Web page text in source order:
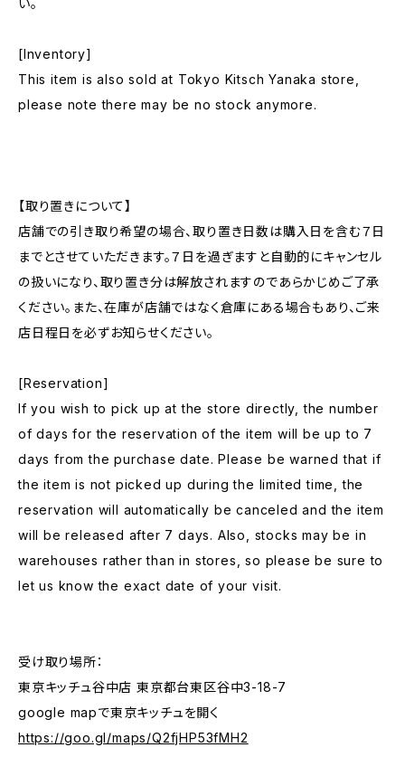
い。
[Inventory]
This item is also sold at Tokyo Kitsch Yanaka store,
please note there may be no stock anymore.
【取り置きについて】
店舗での引き取り希望の場合、取り置き日数は購入日を含む７日
までとさせていただきます。７日を過ぎますと自動的にキャンセル
の扱いになり、取り置き分は解放されますのであらかじめご了承
ください。また、在庫が店舗ではなく倉庫にある場合もあり、ご来
店日程日を必ずお知らせください。
[Reservation]
If you wish to pick up at the store directly, the number
of days for the reservation of the item will be up to 7
days from the purchase date. Please be warned that if
the item is not picked up during the limited time, the
reservation will automatically be canceled and the item
will be released after 7 days. Also, stocks may be in
warehouses rather than in stores, so please be sure to
let us know the exact date of your visit.
受け取り場所：
東京キッチュ谷中店 東京都台東区谷中3-18-7
google mapで東京キッチュを開く
https://goo.gl/maps/Q2fjHP53fMH2